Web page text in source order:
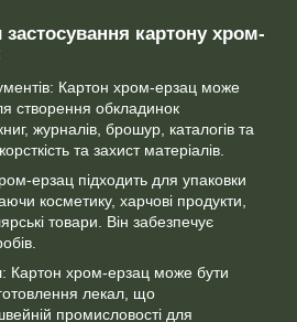
картону хром-
Картон хром-ерзац може
створення обкладинок
журналів, брошур, каталогів та
та захист матеріалів.
ерзац підходить для упаковки
косметику, харчові продукти,
товари. Він забезпечує
Картон хром-ерзац може бути
лекал, що
промисловості для